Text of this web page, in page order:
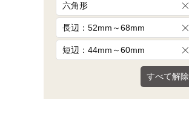
六角形
長辺：52mm～68mm
短辺：44mm～60mm
すべて解除